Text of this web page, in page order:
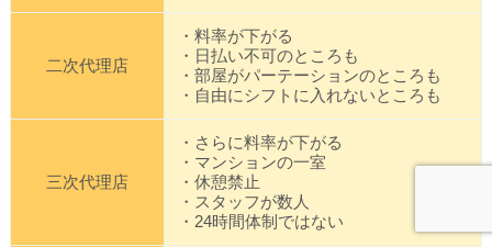
二次代理店
・料率が下がる
・日払い不可のところも
・部屋がパーテーションのところも
・自由にシフトに入れないところも
三次代理店
・さらに料率が下がる
・マンションの一室
・休憩禁止
・スタッフが数人
・24時間体制ではない